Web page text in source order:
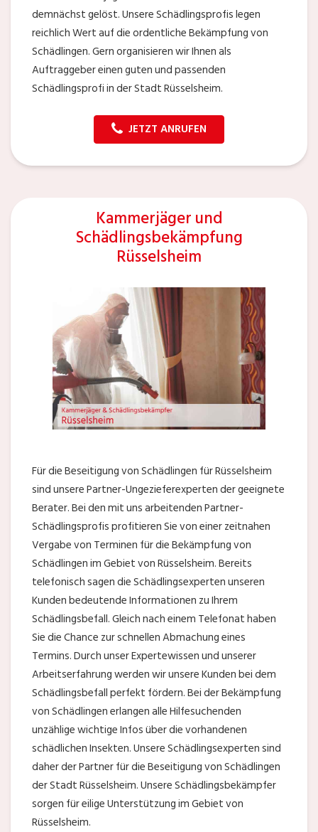
demnächst gelöst. Unsere Schädlingsprofis legen
reichlich Wert auf die ordentliche Bekämpfung von
Schädlingen. Gern organisieren wir Ihnen als
Auftraggeber einen guten und passenden
Schädlingsprofi in der Stadt Rüsselsheim.
JETZT ANRUFEN
Kammerjäger und
Schädlingsbekämpfung
Rüsselsheim
Für die Beseitigung von Schädlingen für Rüsselsheim
sind unsere Partner-Ungezieferexperten der geeignete
Berater. Bei den mit uns arbeitenden Partner-
Schädlingsprofis profitieren Sie von einer zeitnahen
Vergabe von Terminen für die Bekämpfung von
Schädlingen im Gebiet von Rüsselsheim. Bereits
telefonisch sagen die Schädlingsexperten unseren
Kunden bedeutende Informationen zu Ihrem
Schädlingsbefall. Gleich nach einem Telefonat haben
Sie die Chance zur schnellen Abmachung eines
Termins. Durch unser Expertewissen und unserer
Arbeitserfahrung werden wir unsere Kunden bei dem
Schädlingsbefall perfekt fördern. Bei der Bekämpfung
von Schädlingen erlangen alle Hilfesuchenden
unzählige wichtige Infos über die vorhandenen
schädlichen Insekten. Unsere Schädlingsexperten sind
daher der Partner für die Beseitigung von Schädlingen
der Stadt Rüsselsheim. Unsere Schädlingsbekämpfer
sorgen für eilige Unterstützung im Gebiet von
Rüsselsheim.